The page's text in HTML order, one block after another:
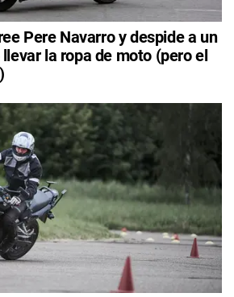
Pere Navarro y despide a un
la ropa de moto (pero el